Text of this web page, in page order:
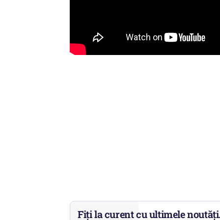
Fiți la curent cu ultimele